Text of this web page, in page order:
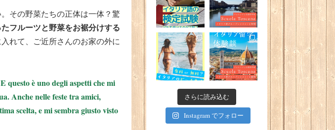
その野菜たちの正体は一体？驚
フルーツと野菜をお裾分けする
れて、ご近所さんのお家の外に
questo è uno degli aspetti che mi
Anche nelle feste tra amici,
scelta, e mi sembra giusto visto
さらに読み込む
Instagram でフォロー